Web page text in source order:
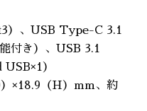
）、USB Type-C 3.1
付き）、USB 3.1
）
×18.9（H）mm、約